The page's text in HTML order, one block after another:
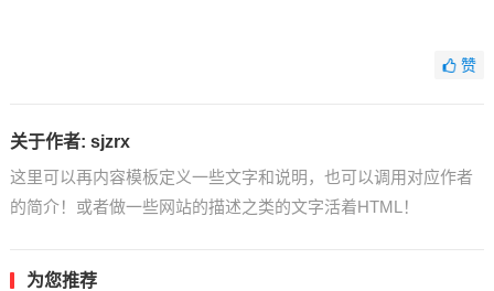
赞
关于作者: sjzrx
这里可以再内容模板定义一些文字和说明，也可以调用对应作者
的简介！或者做一些网站的描述之类的文字活着HTML！
为您推荐